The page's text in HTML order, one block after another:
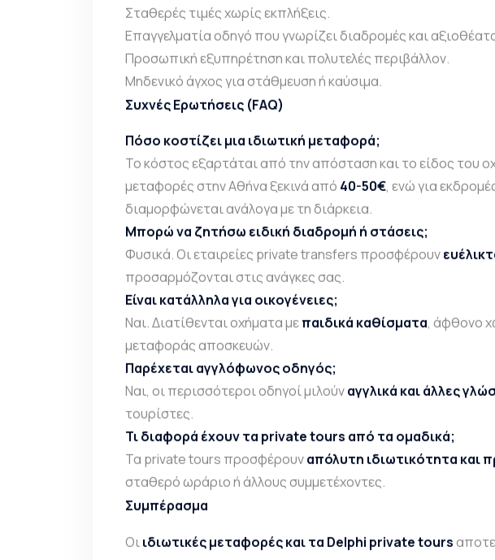
Σταθερές τιμές χωρίς εκπλήξεις.
Επαγγελματία οδηγό που γνωρίζει διαδρομές και
Προσωπική εξυπηρέτηση και πολυτελές περιβάλλον.
Μηδενικό άγχος για στάθμευση ή καύσιμα.
Συχνές Ερωτήσεις (FAQ)
Πόσο κοστίζει μια ιδιωτική μεταφορά;
Το κόστος εξαρτάται από την απόσταση και το είδος του
μεταφορές στην Αθήνα ξεκινά από 40-50€, ενώ για
διαμορφώνεται ανάλογα με τη διάρκεια.
Μπορώ να ζητήσω ειδική διαδρομή ή στάσεις;
Φυσικά. Οι εταιρείες private transfers προσφέρουν
προσαρμόζονται στις ανάγκες σας.
Είναι κατάλληλα για οικογένειες;
Ναι. Διατίθενται οχήματα μεπαιδικά καθίσματα, άφθονο
μεταφοράς αποσκευών.
Παρέχεται αγγλόφωνος οδηγός;
Ναι, οι περισσότεροι οδηγοί μιλούναγγλικά και άλλες
τουρίστες.
Τι διαφορά έχουν τα private tours από τα ομαδικά;
Τα private tours προσφέρουναπόλυτη ιδιωτικότητα και
σταθερό ωράριο ή άλλους συμμετέχοντες.
Συμπέρασμα
Οιιδιωτικές μεταφορές και τα Delphi private tours